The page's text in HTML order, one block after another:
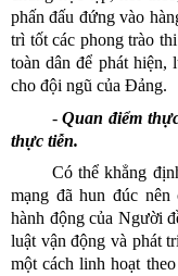
phấn đấu đứng vào
trì tốt các phong trào
toàn dân để phát hiện,
cho đội ngũ của Đảng.
-Quan điểm
thực tiễn.
Có thể khẳng
mạng đã hun đúc
hành động của Người
luật vận động và phát
một cách linh hoạt